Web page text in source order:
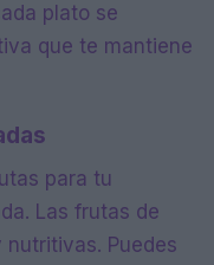
plato se
que te mantiene
para tu
Las frutas de
Puedes